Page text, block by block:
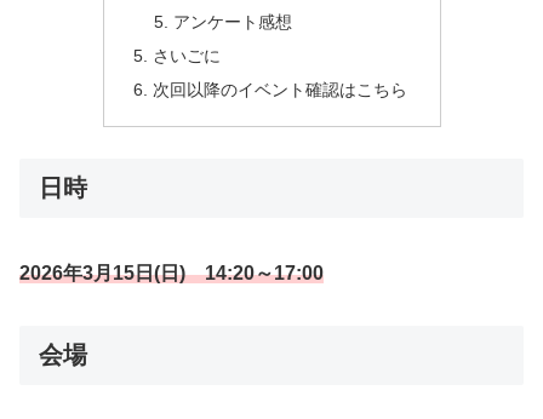
アンケート感想
さいごに
次回以降のイベント確認はこちら
日時
2026年3月15日(日) 14:20～17:00
会場